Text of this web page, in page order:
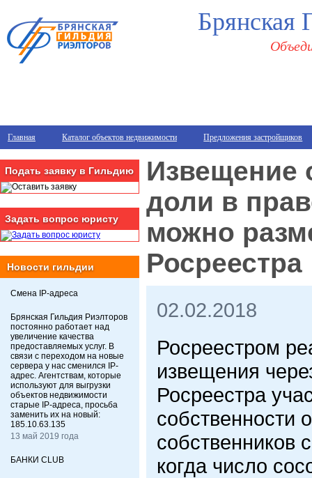
Брянская
Главная Каталог объектов недвижимости Предложения застройщиков
Подать заявку в Гильдию
Задать вопрос юристу
Новости гильдии
Смена IP-адреса
Брянская Гильдия Риэлторов
постоянно работает над
увеличение качества
предоставляемых услуг. В
связи с переходом на новые
сервера у нас сменился IP-
адрес. Агентствам, которые
используют для выгрузки
объектов недвижимости
старые IP-адреса, просьба
заменить их на новый:
185.10.63.135
13 май 2019 года
БАНКИ CLUB
Извещение
доли в
можно
Росреестра
02.02.2018
Росреестром
извещения
Росреестра
собственности
собственников
когда число